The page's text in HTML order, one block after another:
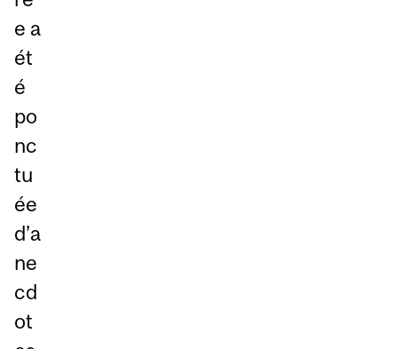
e a
ét
é
po
nc
tu
ée
d’a
ne
cd
ot